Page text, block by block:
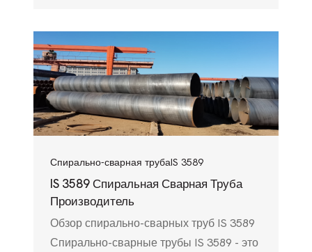
используется для передачи воды,
структурных приложений и
промышленных трубопроводов. Эти
трубы известны своей высокой
прочностью, коррозионной стойкостью и
экономичностью, что делает их
Спирально-сварная трубаIS 3589
IS 3589 Спиральная Сварная Труба
Производитель
Обзор спирально-сварных труб IS 3589
Спирально-сварные трубы IS 3589 - это